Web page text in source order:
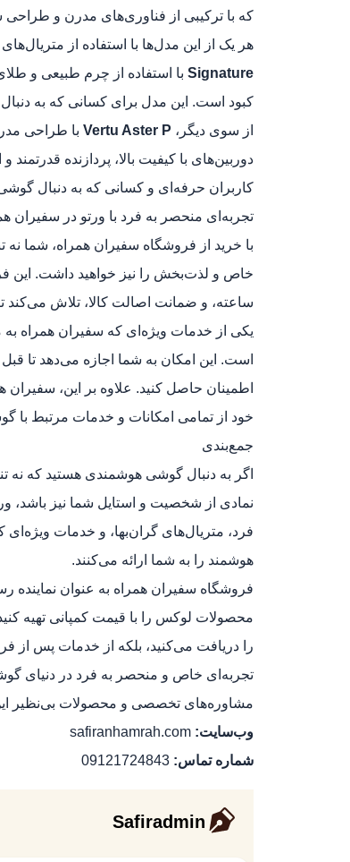
که با ترکیبی از فناوری‌های مدرن و
هر یک از این مدل‌ها با استفاده از
Signature
کبود است. این مدل برای کسانی که به
از سوی دیگر، Vertu Aster P با طراحی
دوربین‌های با کیفیت بالا، پردازنده
کاربران حرفه‌ای و کسانی که به دنبال
تجربه‌ای منحصر به فرد با ورتو در سفیران
با خرید از فروشگاه سفیران همراه، شما
ساعته، و ضمانت اصالت کالا، تلاش می‌کند
یکی از خدمات ویژه‌ای که سفیران همراه
است. این امکان به شما اجازه می‌دهد تا
اطمینان حاصل کنید. علاوه بر این،
خود از تمامی امکانات و خدمات مرتبط با
جمع‌بندی
اگر به دنبال گوشی هوشمندی هستید که نه
نمادی از شخصیت و استایل شما نیز باشد،
فرد، متریال‌های گران‌بها، و خدمات
هوشمند را به شما ارائه می‌کنند.
فروشگاه سفیران همراه به عنوان نماینده
محصولات لوکس را با قیمت کمپانی تهیه
را دریافت می‌کنید، بلکه از خدمات پس از
تجربه‌ای خاص و منحصر به فرد در دنیای
مشاوره‌های تخصصی و محصولات بی‌نظیر
وب‌سایت: safiranhamrah.com
شماره تماس: 09121724843
Safiradmin